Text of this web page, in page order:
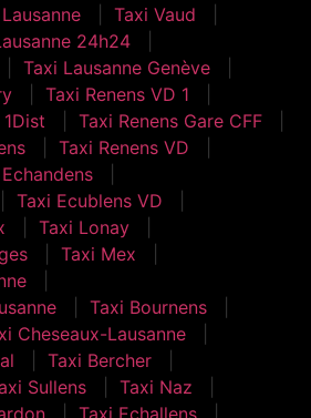
Taxi Vaud
24h24
Taxi Lausanne Genève
Taxi Renens VD 1
Taxi Renens Gare CFF
Taxi Renens VD
Taxi Ecublens VD
Taxi Lonay
Taxi Mex
Taxi Bournens
Cheseaux-Lausanne
Taxi Bercher
Sullens
Taxi Naz
Taxi Echallens